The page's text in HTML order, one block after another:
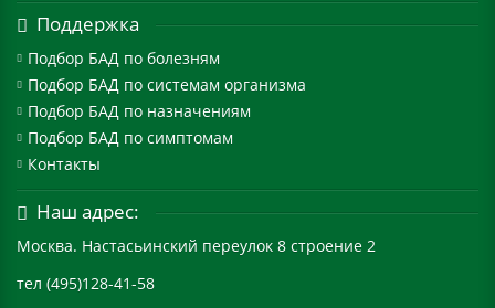
Поддержка
Подбор БАД по болезням
Подбор БАД по системам организма
Подбор БАД по назначениям
Подбор БАД по симптомам
Контакты
Наш адрес:
Москва. Настасьинский переулок 8 строение 2
тел (495)128-41-58